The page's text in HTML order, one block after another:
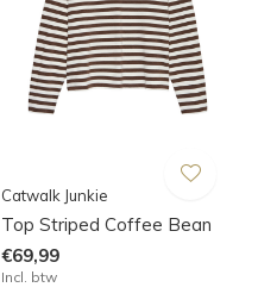
Catwalk Junkie
Top Striped Coffee Bean
€69,99
Incl. btw